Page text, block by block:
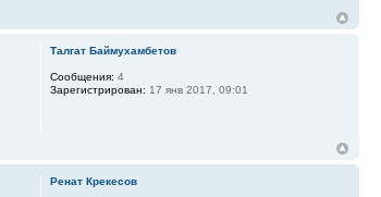
Талгат Баймухамбетов
Сообщения: 4
Зарегистрирован: 17 янв 2017, 09:01
Ренат Крекесов